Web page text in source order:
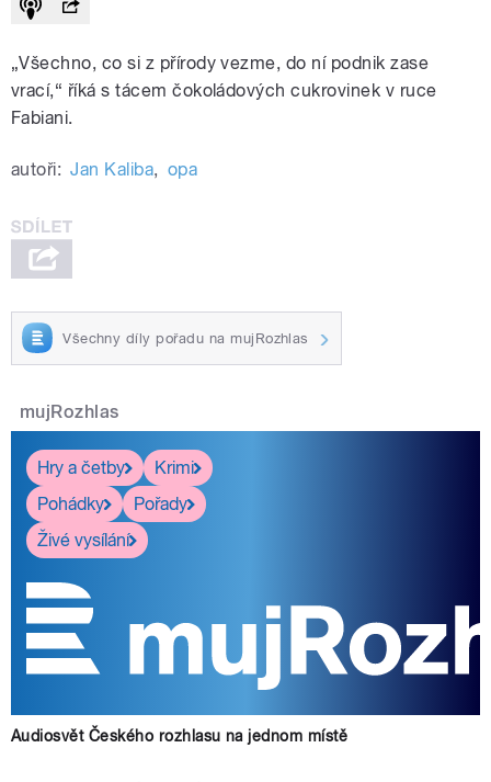
„Všechno, co si z přírody vezme, do ní podnik zase
vrací,“ říká s tácem čokoládových cukrovinek v ruce
Fabiani.
autoři: Jan Kaliba, opa
Všechny díly pořadu na mujRozhlas
mujRozhlas
Hry a četby
Krimi
Pohádky
Pořady
Živé vysílání
Audiosvět Českého rozhlasu na jednom místě